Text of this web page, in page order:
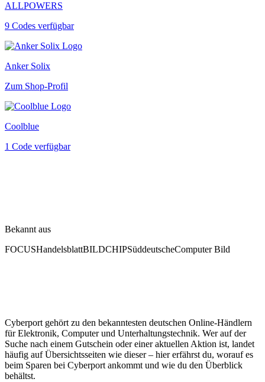
ALLPOWERS
9 Codes verfügbar
Anker Solix
Zum Shop-Profil
Coolblue
1 Code verfügbar
Bekannt aus
FOCUSHandelsblattBILDCHIPSüddeutscheComputer Bild
Cyberport gehört zu den bekanntesten deutschen Online-Händlern
für Elektronik, Computer und Unterhaltungstechnik. Wer auf der
Suche nach einem Gutschein oder einer aktuellen Aktion ist, landet
häufig auf Übersichtsseiten wie dieser – hier erfährst du, worauf es
beim Sparen bei Cyberport ankommt und wie du den Überblick
behältst.